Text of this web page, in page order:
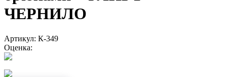
ЧЕРНИЛО
Артикул: К-349
Оценка: